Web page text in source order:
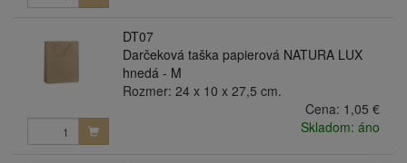
DT07
Darčeková taška papierová NATURA LUX
hnedá - M
Rozmer: 24 x 10 x 27,5 cm.
Cena: 1,05 €
Skladom: áno